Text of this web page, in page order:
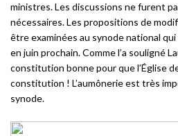
ministres. Les discussions ne furent
nécessaires. Les propositions de
être examinées au synode national
en juin prochain. Comme l’a souligné
constitution bonne pour que l’Église
constitution ! L’aumônerie est très
synode.